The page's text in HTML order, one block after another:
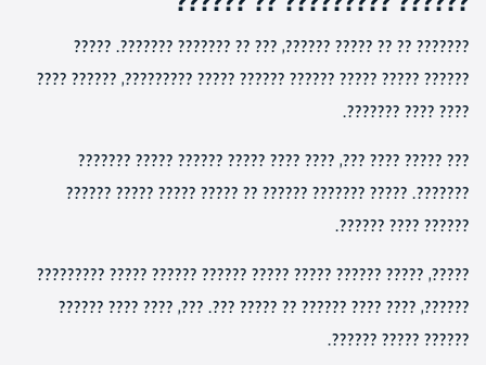
??????? ?? ?? ????? ??????, ??? ?? ??????? ???????. ?????
?????? ????? ????? ?????? ?????? ????? ?????????, ?????? ????
???? ???? ???????.
??? ????? ???? ???, ???? ???? ????? ?????? ????? ???????
???????. ????? ??????? ?????? ?? ????? ????? ????? ??????
?????? ???? ??????.
?????, ????? ?????? ????? ????? ?????? ?????? ????? ?????????
??????, ???? ???? ?????? ?? ????? ???. ???, ???? ???? ??????
?????? ????? ??????.